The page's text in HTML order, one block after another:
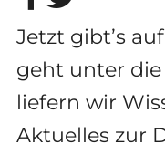
Jetzt gibt’s
geht unter
liefern wir
Aktuelles zur